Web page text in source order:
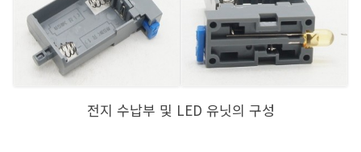
전지 수납부 및 LED 유닛의 구성